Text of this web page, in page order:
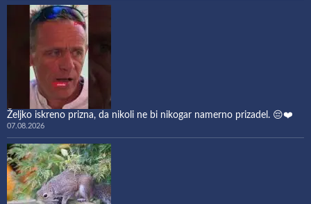
Željko iskreno prizna, da nikoli ne bi nikogar namerno prizadel. 😔❤️
07.08.2026